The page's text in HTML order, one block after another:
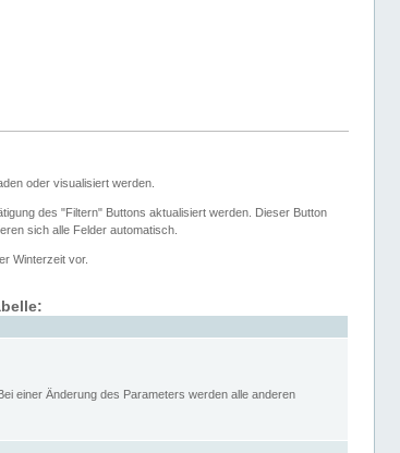
oder visualisiert werden.
des "Filtern" Buttons aktualisiert werden. Dieser Button
sich alle Felder automatisch.
Winterzeit vor.
einer Änderung des Parameters werden alle anderen